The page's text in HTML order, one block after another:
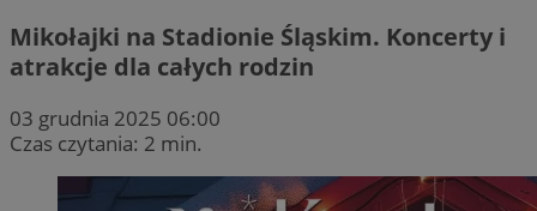
Mikołajki na Stadionie Śląskim. Koncerty i
atrakcje dla całych rodzin
03 grudnia 2025 06:00
Czas czytania: 2 min.